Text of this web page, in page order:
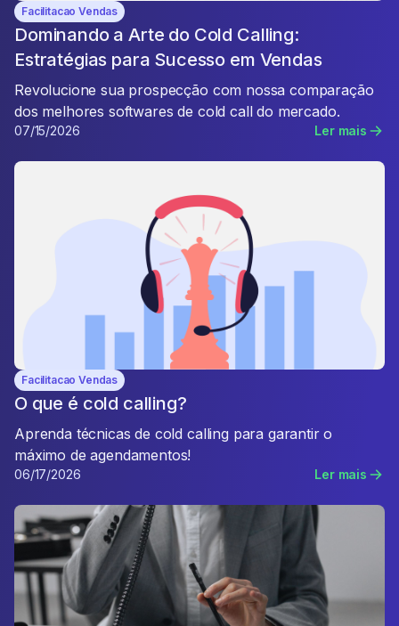
Facilitacao Vendas
Dominando a Arte do Cold Calling:
Estratégias para Sucesso em Vendas
Revolucione sua prospecção com nossa comparação
dos melhores softwares de cold call do mercado.
07/15/2026 Ler mais
Facilitacao Vendas
O que é cold calling?
Aprenda técnicas de cold calling para garantir o
máximo de agendamentos!
06/17/2026 Ler mais